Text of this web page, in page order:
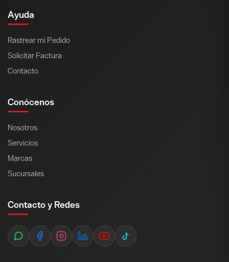
Ayuda
Rastrear mi Pedido
Solicitar Factura
Contacto
Conócenos
Nosotros
Servicios
Marcas
Sucursales
Contacto y Redes